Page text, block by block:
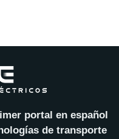
portal en español
de transporte